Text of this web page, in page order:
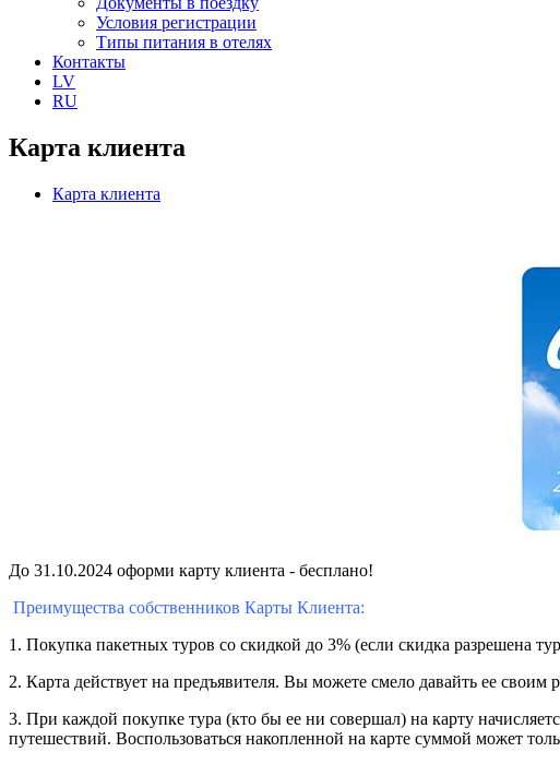
Условия регистрации
Типы питания в отелях
Контакты
LV
RU
Карта клиента
Карта клиента
До 31.10.2024 оформи карту клиента - бесплано!
Преимущества собственников Карты Клиента:
1. Покупка пакетных туров со скидкой до 3% (если скидка разрешена
2. Карта действует на предъявителя. Вы можете смело давайть ее своим
3. При каждой покупке тура (кто бы ее ни совершал) на карту
путешествий. Воспользоваться накопленной на карте суммой может